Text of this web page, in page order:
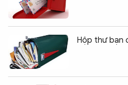
Hộp thư bạn